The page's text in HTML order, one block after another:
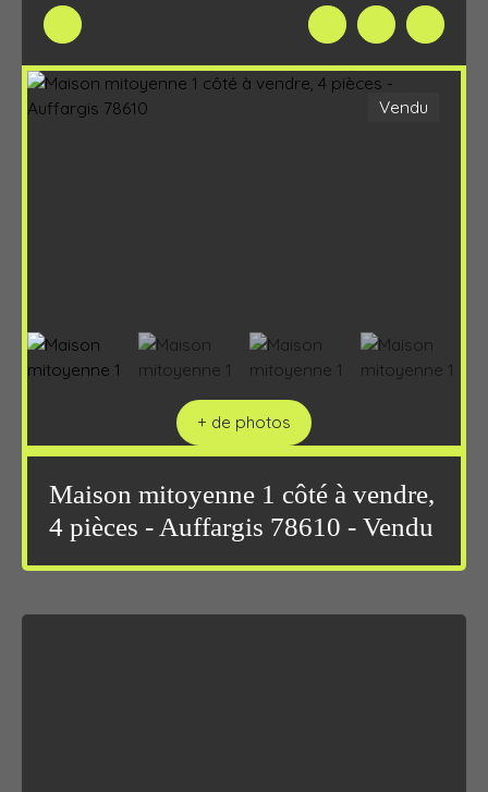
Vendu
+ de photos
Maison mitoyenne 1 côté à vendre,
4 pièces - Auffargis 78610 - Vendu